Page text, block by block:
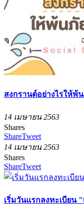
สงกรานต์อย่างไรให้พ้
14 เมษายน 2563
Shares
ShareTweet
14 เมษายน 2563
Shares
ShareTweet
เริ่มวันแรกลงทะเบียน